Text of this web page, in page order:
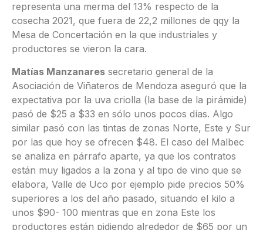
representa una merma del 13% respecto de la
cosecha 2021, que fuera de 22,2 millones de qqy la
Mesa de Concertación en la que industriales y
productores se vieron la cara.
Matías Manzanares secretario general de la
Asociación de Viñateros de Mendoza aseguró que la
expectativa por la uva criolla (la base de la pirámide)
pasó de $25 a $33 en sólo unos pocos días. Algo
similar pasó con las tintas de zonas Norte, Este y Sur
por las que hoy se ofrecen $48. El caso del Malbec
se analiza en párrafo aparte, ya que los contratos
están muy ligados a la zona y al tipo de vino que se
elabora, Valle de Uco por ejemplo pide precios 50%
superiores a los del año pasado, situando el kilo a
unos $90- 100 mientras que en zona Este los
productores están pidiendo alrededor de $65 por un